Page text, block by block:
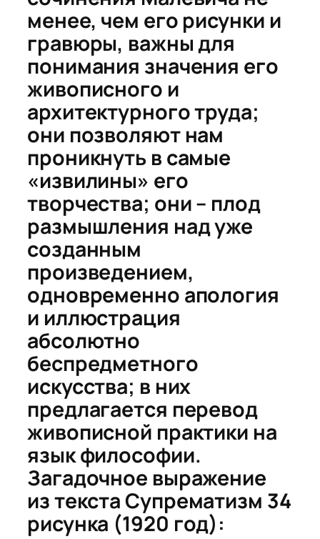
менее, чем его рисунки и
гравюры, важны для
понимания значения его
живописного и
архитектурного труда;
они позволяют нам
проникнуть в самые
«извилины» его
творчества; они – плод
размышления над уже
созданным
произведением,
одновременно апология
и иллюстрация
абсолютно
беспредметного
искусства; в них
предлагается перевод
живописной практики на
язык философии.
Загадочное выражение
из текстаСупрематизм 34
рисунка (1920 год):